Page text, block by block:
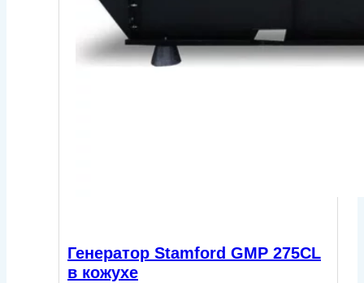
Генератор Stamford GMP 275CL
в кожухе